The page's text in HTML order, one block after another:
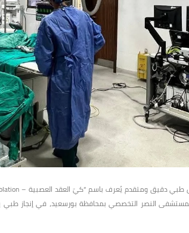
بمستشفى النصر التخصصي بمحافظة بورسعيد، في إنجاز